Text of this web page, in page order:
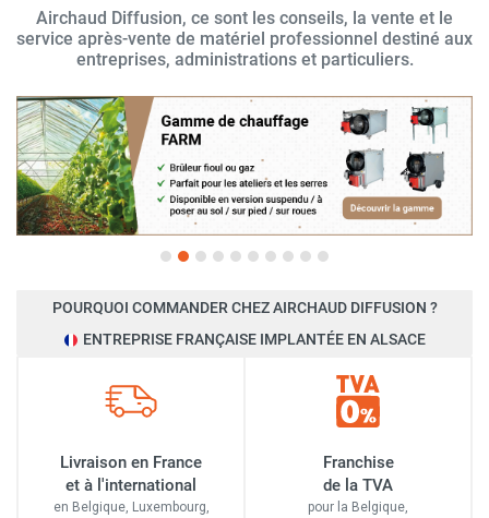
Airchaud Diffusion, ce sont les conseils, la vente et le
service après-vente de matériel professionnel destiné aux
entreprises, administrations et particuliers.
POURQUOI COMMANDER CHEZ AIRCHAUD DIFFUSION ?
ENTREPRISE FRANÇAISE IMPLANTÉE EN ALSACE
Livraison en France
et à l'international
en Belgique, Luxembourg,
Franchise
de la TVA
pour la Belgique,